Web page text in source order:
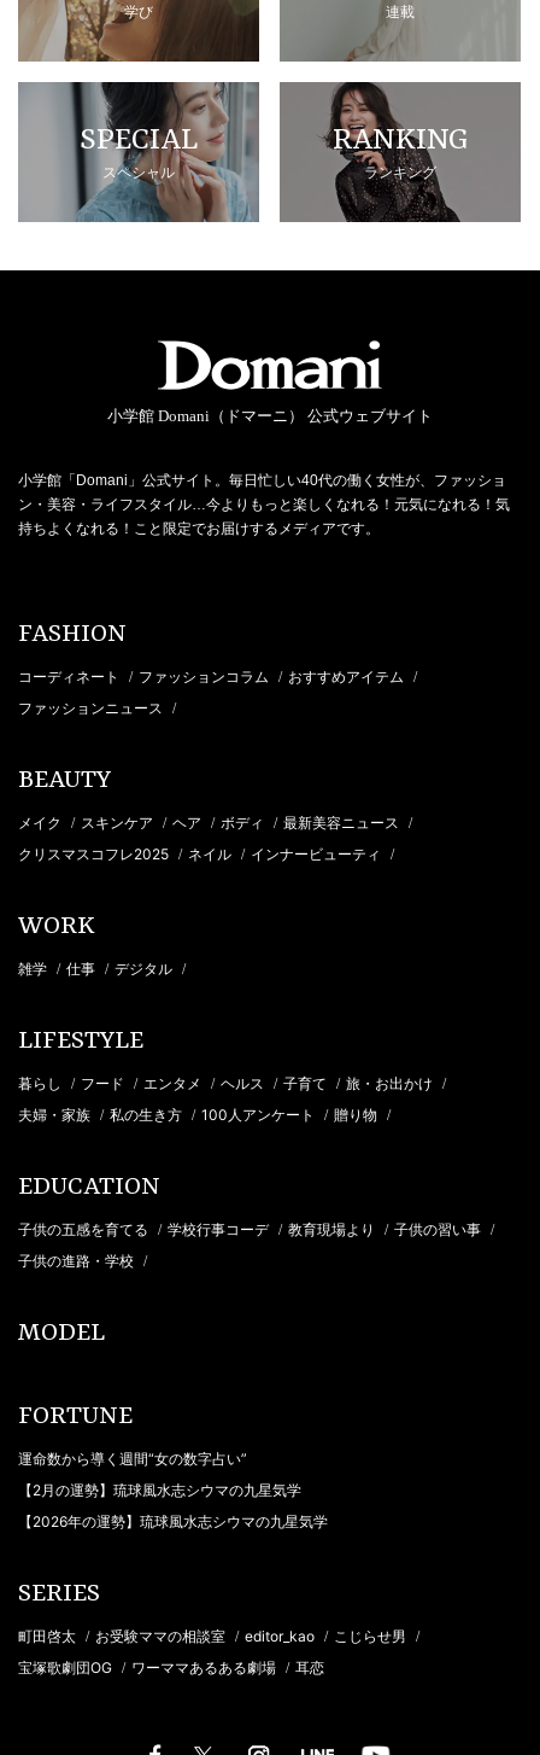
学び 連載
SPECIAL
スペシャル
RANKING
ランキング
小学館 Domani（ドマーニ） 公式ウェブサイト
小学館「Domani」公式サイト。毎日忙しい40代の働く女性が、ファッショ
ン・美容・ライフスタイル…今よりもっと楽しくなれる！元気になれる！気
持ちよくなれる！こと限定でお届けするメディアです。
FASHION
コーディネート / ファッションコラム / おすすめアイテム /
ファッションニュース /
BEAUTY
メイク / スキンケア / ヘア / ボディ / 最新美容ニュース /
クリスマスコフレ2025 / ネイル / インナービューティ /
WORK
雑学 / 仕事 / デジタル /
LIFESTYLE
暮らし / フード / エンタメ / ヘルス / 子育て / 旅・お出かけ /
夫婦・家族 / 私の生き方 / 100人アンケート / 贈り物 /
EDUCATION
子供の五感を育てる / 学校行事コーデ / 教育現場より / 子供の習い事 /
子供の進路・学校 /
MODEL
FORTUNE
運命数から導く週間“女の数字占い”
【2月の運勢】琉球風水志シウマの九星気学
【2026年の運勢】琉球風水志シウマの九星気学
SERIES
町田啓太 / お受験ママの相談室 / editor_kao / こじらせ男 /
宝塚歌劇団OG / ワーママあるある劇場 / 耳恋